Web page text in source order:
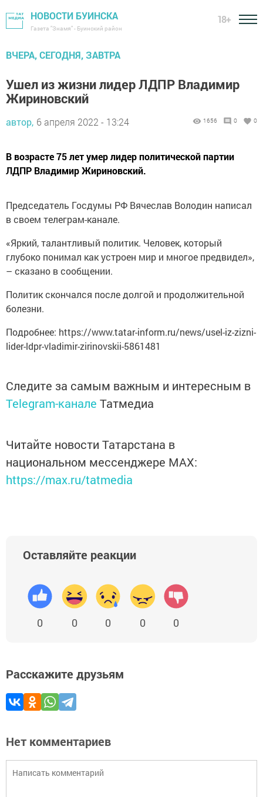
НОВОСТИ БУИНСКА
Газета "Знамя" - Буинский район
18+
ВЧЕРА, СЕГОДНЯ, ЗАВТРА
Ушел из жизни лидер ЛДПР Владимир
Жириновский
автор, 6 апреля 2022 - 13:24 1656 0 0
В возрасте 75 лет умер лидер политической партии
ЛДПР Владимир Жириновский.
Председатель Госдумы РФ Вячеслав Володин написал
в своем телеграм-канале.
«Яркий, талантливый политик. Человек, который
глубоко понимал как устроен мир и многое предвидел»,
– сказано в сообщении.
Политик скончался после долгой и продолжительной
болезни.
Подробнее: https://www.tatar-inform.ru/news/usel-iz-zizni-
lider-ldpr-vladimir-zirinovskii-5861481
Следите за самым важным и интересным в
Telegram-канале Татмедиа
Читайте новости Татарстана в
национальном мессенджере MАХ:
https://max.ru/tatmedia
Оставляйте реакции
0 0 0 0 0
Расскажите друзьям
Нет комментариев